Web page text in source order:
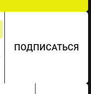
ПОДПИСАТЬСЯ